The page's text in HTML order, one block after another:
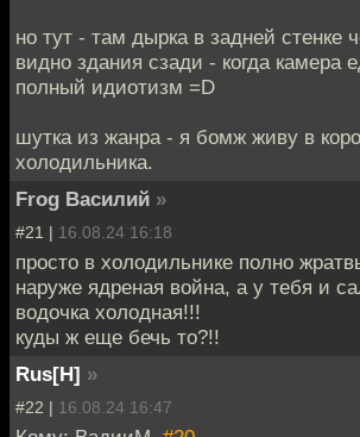
но тут - там дырка в задней стенке
видно здания сзади - когда камера
полный идиотизм =D
шутка из жанра - я бомж живу в
холодильника.
Frog Василий »
#21 | 16.08.24 16:18
просто в холодильнике полно
наруже ядреная война, а у тебя и
водочка холодная!!!
куды ж еще бечь то?!!
Rus[H] »
#22 | 16.08.24 16:47